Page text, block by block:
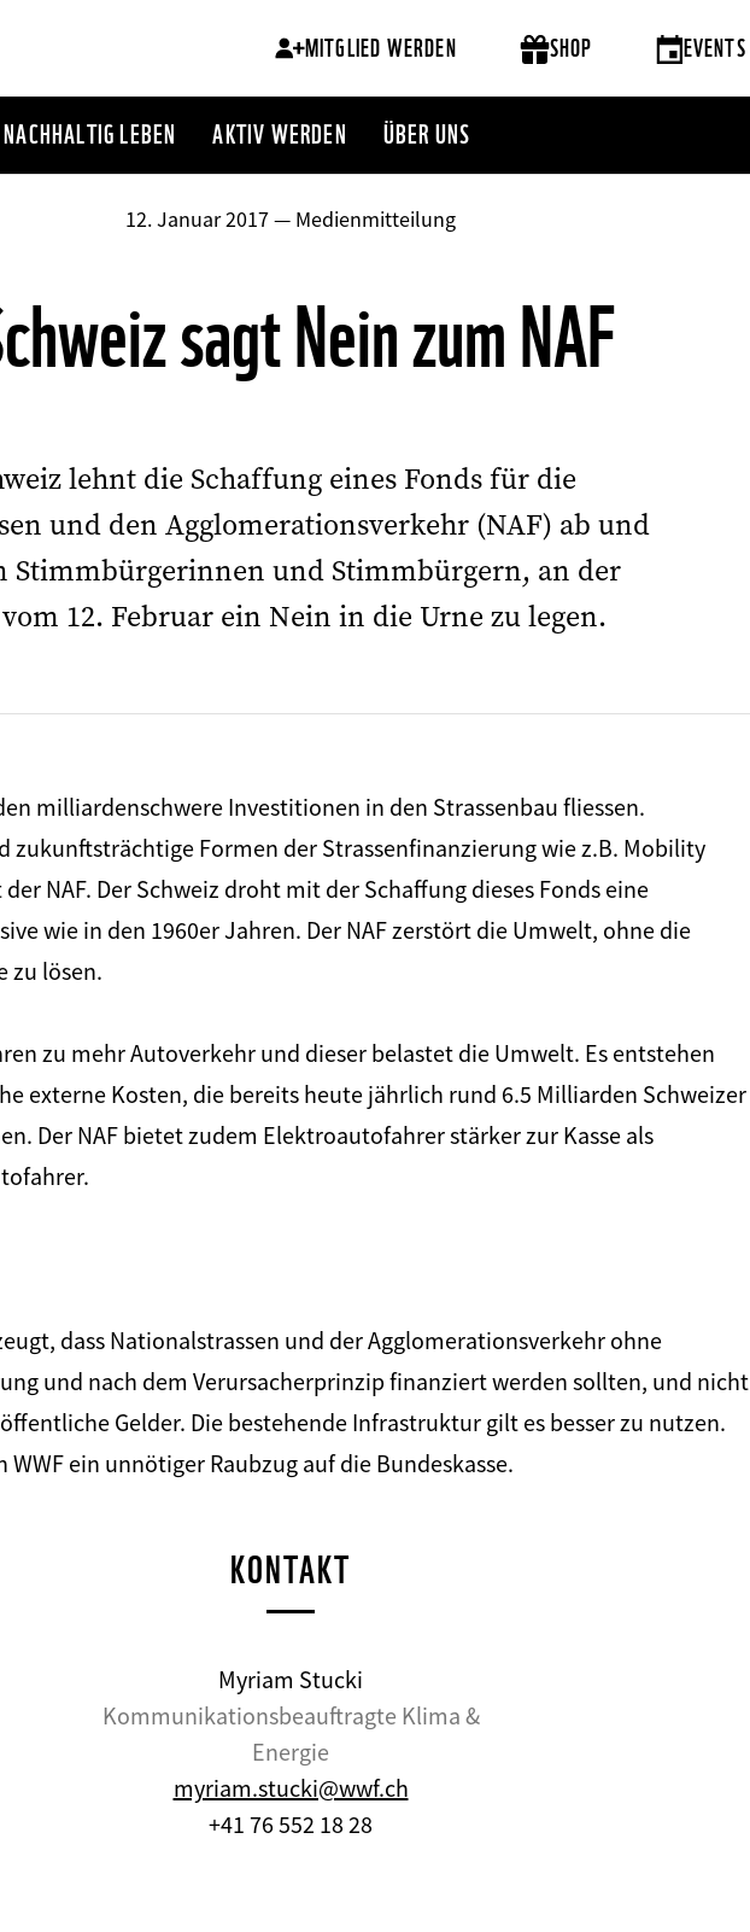
MITGLIED WERDEN SHOP EVENTS
NACHHALTIG LEBEN AKTIV WERDEN ÜBER UNS
12. Januar 2017 — Medienmitteilung
sagt Nein zum NAF
lehnt die Schaffung eines Fonds für die
und den Agglomerationsverkehr (NAF) ab und
Stimmbürgerinnen und Stimmbürgern, an der
12. Februar ein Nein in die Urne zu legen.
milliardenschwere Investitionen in den Strassenbau fliessen.
zukunftsträchtige Formen der Strassenfinanzierung wie z.B. Mobility
NAF. Der Schweiz droht mit der Schaffung dieses Fonds eine
wie in den 1960er Jahren. Der NAF zerstört die Umwelt, ohne die
zu lösen.
zu mehr Autoverkehr und dieser belastet die Umwelt. Es entstehen
externe Kosten, die bereits heute jährlich rund 6.5 Milliarden Schweizer
Der NAF bietet zudem Elektroautofahrer stärker zur Kasse als
dass Nationalstrassen und der Agglomerationsverkehr ohne
und nach dem Verursacherprinzip finanziert werden sollten, und nicht
Gelder. Die bestehende Infrastruktur gilt es besser zu nutzen.
WWF ein unnötiger Raubzug auf die Bundeskasse.
KONTAKT
Myriam Stucki
Kommunikationsbeauftragte Klima &
Energie
myriam.stucki@wwf.ch
+41 76 552 18 28